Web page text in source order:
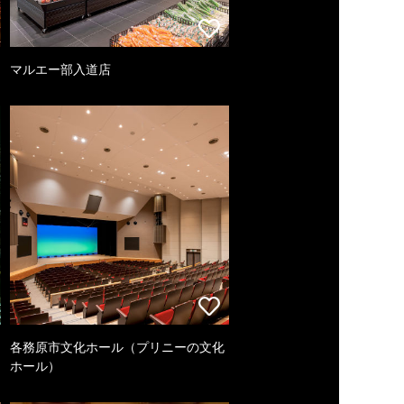
マルエー部入道店
各務原市文化ホール（プリニーの文化
ホール）